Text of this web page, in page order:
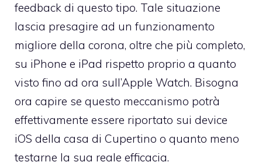
feedback di questo tipo. Tale situazione
lascia presagire ad un funzionamento
migliore della corona, oltre che più completo,
su iPhone e iPad rispetto proprio a quanto
visto fino ad ora sull’Apple Watch. Bisogna
ora capire se questo meccanismo potrà
effettivamente essere riportato sui device
iOS della casa di Cupertino o quanto meno
testarne la sua reale efficacia.